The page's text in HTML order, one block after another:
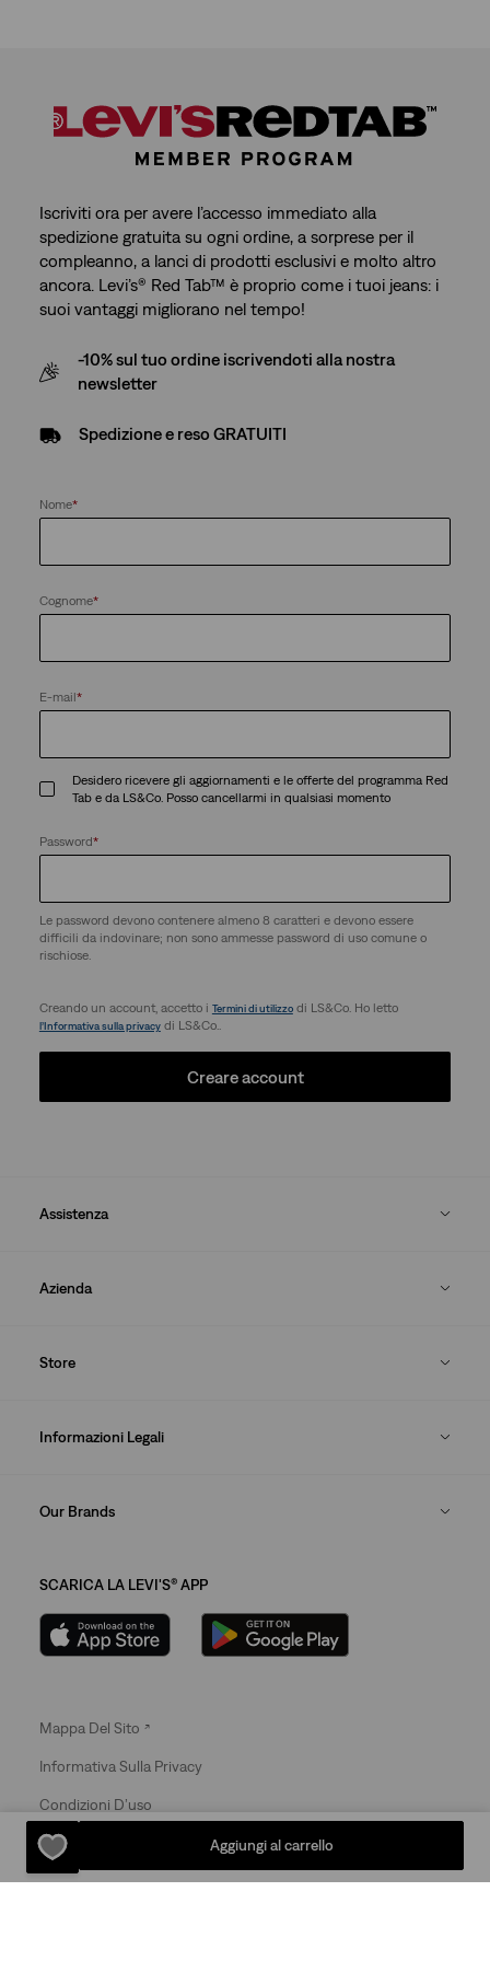
Aggiungi al carrello
Iscriviti ora per avere l’accesso immediato alla
spedizione gratuita su ogni ordine, a sorprese per il
compleanno, a lanci di prodotti esclusivi e molto altro
ancora. Levi’s® Red Tab™ è proprio come i tuoi jeans: i
suoi vantaggi migliorano nel tempo!
-10% sul tuo ordine iscrivendoti alla nostra
newsletter
Spedizione e reso GRATUITI
Nome*
Cognome*
E-mail*
Desidero ricevere gli aggiornamenti e le offerte del programma Red
Tab e da LS&Co. Posso cancellarmi in qualsiasi momento
Password*
Le password devono contenere almeno 8 caratteri e devono essere
difficili da indovinare; non sono ammesse password di uso comune o
rischiose.
Creando un account, accetto i Termini di utilizzodi LS&Co. Ho letto
l’Informativa sulla privacydi LS&Co..
Creare account
Assistenza
Azienda
Store
Informazioni Legali
Our Brands
SCARICA LA LEVI'S® APP
Mappa Del Sito
Informativa Sulla Privacy
Condizioni D’uso
© 2025 Levi Strauss & Co.